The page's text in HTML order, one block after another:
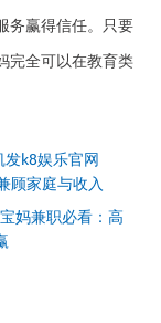
务赢得信任。只要
完全可以在教育类
k8娱乐官网
顾家庭与收入
妈兼职必看：高